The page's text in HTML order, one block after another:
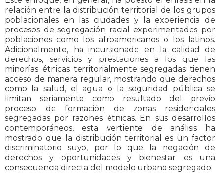
relación entre la distribución territorial de los grupos
poblacionales en las ciudades y la experiencia de
procesos de segregación racial experimentados por
poblaciones como los afroamericanos o los latinos.
Adicionalmente, ha incursionado en la calidad de
derechos, servicios y prestaciones a los que las
minorías étnicas territorialmente segregadas tienen
acceso de manera regular, mostrando que derechos
como la salud, el agua o la seguridad pública se
limitan seriamente como resultado del previo
proceso de formación de zonas residenciales
segregadas por razones étnicas. En sus desarrollos
contemporáneos, esta vertiente de análisis ha
mostrado que la distribución territorial es un factor
discriminatorio suyo, por lo que la negación de
derechos y oportunidades y bienestar es una
consecuencia directa del modelo urbano segregado.